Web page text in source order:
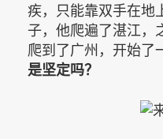
疾，只能靠双手在地
子，他爬遍了湛江，
爬到了广州，开始了
是坚定吗？